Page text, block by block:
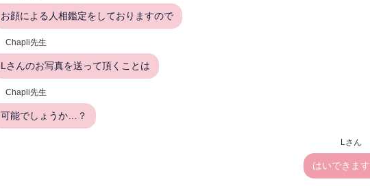
お顔による人相鑑定をしておりますので
Chapli先生
Lさんのお写真を送って頂くことは
Chapli先生
可能でしょうか…？
Lさん
はいできます